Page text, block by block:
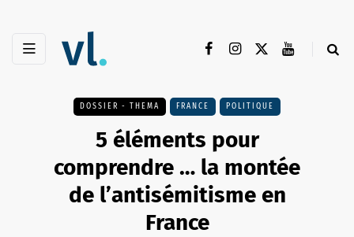
DOSSIER - THEMA FRANCE POLITIQUE
5 éléments pour
comprendre … la montée
de l’antisémitisme en
France